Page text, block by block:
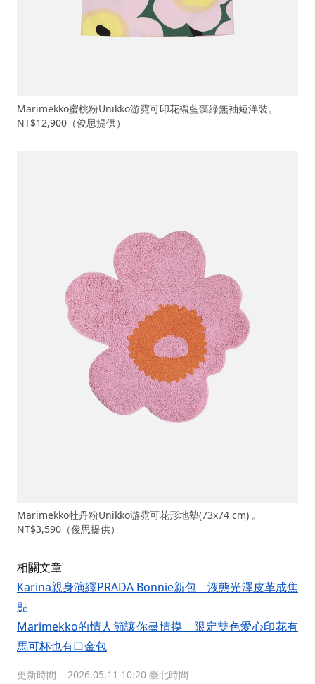
Marimekko蜜桃粉Unikko游霓可印花襯藍藻綠無袖短洋裝。
NT$12,900（俊思提供）
Marimekko牡丹粉Unikko游霓可花形地墊(73x74 cm) 。
NT$3,590（俊思提供）
相關文章
Karina親身演繹PRADA Bonnie新包 液態光澤皮革成焦
點
Marimekko的情人節讓你盡情摸 限定雙色愛心印花有
馬可杯也有口金包
更新時間 2026.05.11 10:20 臺北時間